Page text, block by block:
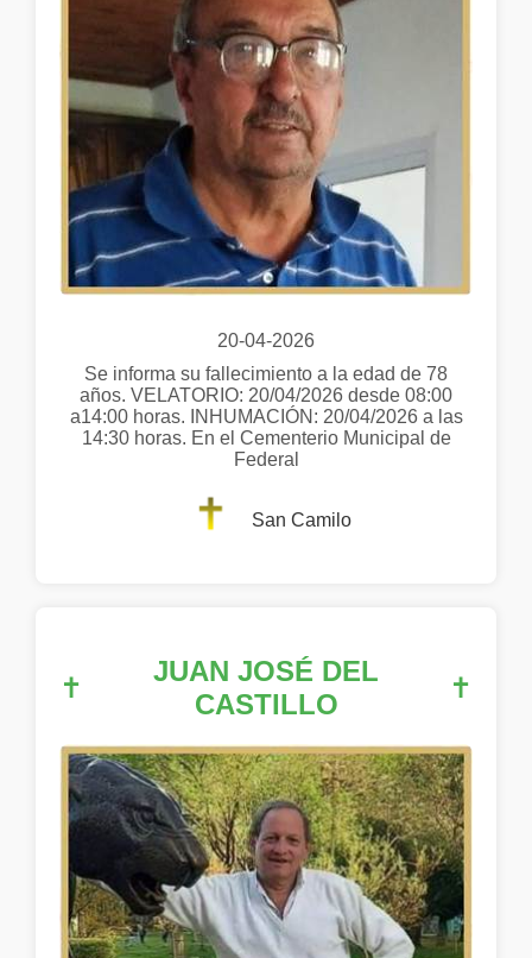
20-04-2026
Se informa su fallecimiento a la edad de 78
años. VELATORIO: 20/04/2026 desde 08:00
a14:00 horas. INHUMACIÓN: 20/04/2026 a las
14:30 horas. En el Cementerio Municipal de
Federal
San Camilo
✝
JUAN JOSÉ DEL
CASTILLO
✝